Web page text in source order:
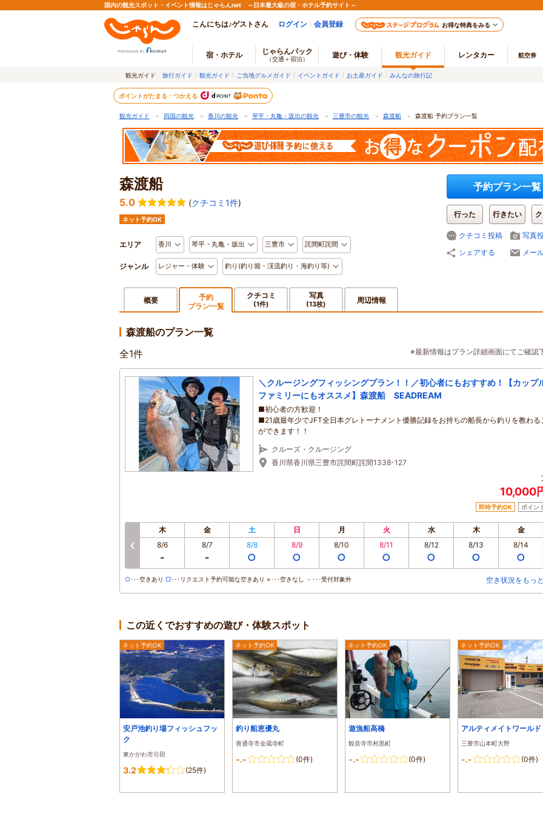
国内の観光スポット・イベント情報はじゃらんnet ～日本最大級の宿・ホテル予約サイト～
こんにちは♪ゲストさん ログイン 会員登録 お得な特典をみる
宿・ホテル じゃらんパック
（交通＋宿泊） 遊び・体験 観光ガイド レンタカー 航空券
観光ガイド 旅行ガイド 観光ガイド ご当地グルメガイド イベントガイド お土産ガイド みんなの旅行記
ポイントがたまる・つかえる
観光ガイド ＞ 四国の観光 ＞ 香川の観光 ＞ 琴平・丸亀・坂出の観光 ＞ 三豊市の観光 ＞ 森渡船 ＞ 森渡船 予約プラン一覧
森渡船
5.0 (クチコミ1件)
ネット予約OK
エリア 香川 琴平・丸亀・坂出 三豊市 詫間町詫間
ジャンル レジャー・体験 釣り(釣り堀・渓流釣り・海釣り等)
予約プラン一覧
行った 行きたい
クチコミ投稿
写真
シェアする
メー
概要
予約
プラン一覧
クチコミ
(1件)
写真
(13枚) 周辺情報
森渡船のプラン一覧
全1件 ※最新情報はプラン詳細画面にてご確認
＼クルージングフィッシングプラン！！／初心者にもおすすめ！【カップ
ファミリーにもオススメ】森渡船 SEADREAM
■初心者の方歓迎！
■21歳最年少でJFT全日本グレトーナメント優勝記録をお持ちの船長から釣りを教わる
ができます！！
クルーズ・クルージング
香川県香川県三豊市詫間町詫間1338-127
10,000
即時予約OK ポイン
木 金 土 日 月 火 水 木 金
8/6
-
8/7
-
8/8
○
8/9
○
8/10
○
8/11
○
8/12
○
8/13
○
8/14
○
○･･･空きあり □･･･リクエスト予約可能な空きあり ×･･･空きなし －･･･受付対象外 空き状況をもっ
この近くでおすすめの遊び・体験スポット
ネット予約OK
安戸池釣り場フィッシュフッ
ク
東かがわ市引田
3.2 (25件)
ネット予約OK
釣り船恵優丸
善通寺市金蔵寺町
-.- (0件)
ネット予約OK
遊漁船高橋
観音寺市村黒町
-.- (0件)
ネット予約OK
アルティメイトワールド
三豊市山本町大野
-.- (0件)